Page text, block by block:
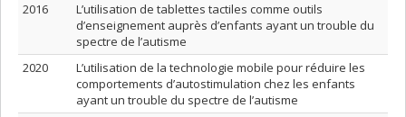
2016
L’utilisation de tablettes tactiles comme outils
d’enseignement auprès d’enfants ayant un trouble du
spectre de l’autisme
2020
L’utilisation de la technologie mobile pour réduire les
comportements d’autostimulation chez les enfants
ayant un trouble du spectre de l’autisme